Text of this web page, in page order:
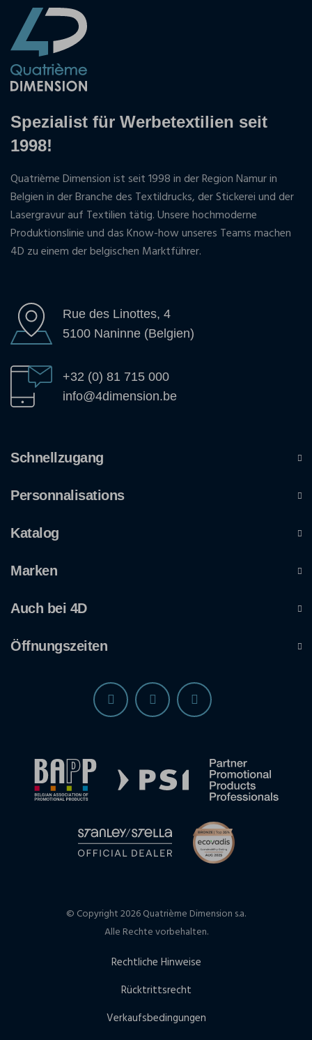
Spezialist für Werbetextilien seit
1998!
Quatrième Dimension ist seit 1998 in der Region Namur in
Belgien in der Branche des Textildrucks, der Stickerei und der
Lasergravur auf Textilien tätig. Unsere hochmoderne
Produktionslinie und das Know-how unseres Teams machen
4D zu einem der belgischen Marktführer.
Rue des Linottes, 4
5100 Naninne (Belgien)
+32 (0) 81 715 000
info@4dimension.be
Schnellzugang
Personnalisations
Katalog
Marken
Auch bei 4D
Öffnungszeiten
© Copyright 2026 Quatrième Dimension s.a.
Alle Rechte vorbehalten.
Rechtliche Hinweise
Rücktrittsrecht
Verkaufsbedingungen